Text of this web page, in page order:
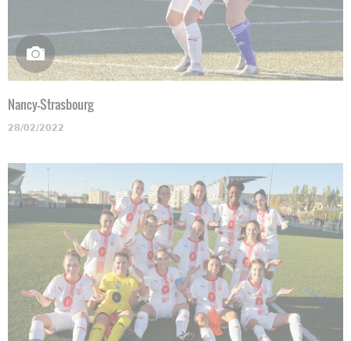
Nancy-Strasbourg
28/02/2022